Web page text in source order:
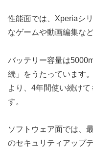
性能面では、Xperiaシ
なゲームや動画編集な
バッテリー容量は
続」をうたっています
より、4年間使い続け
す。
ソフトウェア面では、
のセキュリティアップ